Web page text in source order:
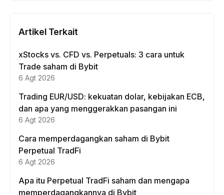
Artikel Terkait
xStocks vs. CFD vs. Perpetuals: 3 cara untuk
Trade saham di Bybit
6 Agt 2026
Trading EUR/USD: kekuatan dolar, kebijakan ECB,
dan apa yang menggerakkan pasangan ini
6 Agt 2026
Cara memperdagangkan saham di Bybit
Perpetual TradFi
6 Agt 2026
Apa itu Perpetual TradFi saham dan mengapa
memperdagangkannya di Bybit